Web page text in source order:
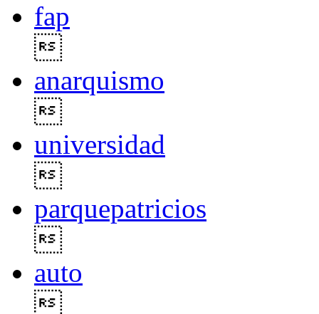
fap
anarquismo
universidad
parquepatricios
auto